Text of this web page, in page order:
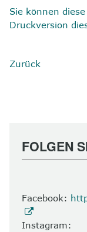
Sie können
Druckversion
Zurück
FOLGEN
Facebook:
Instagram: